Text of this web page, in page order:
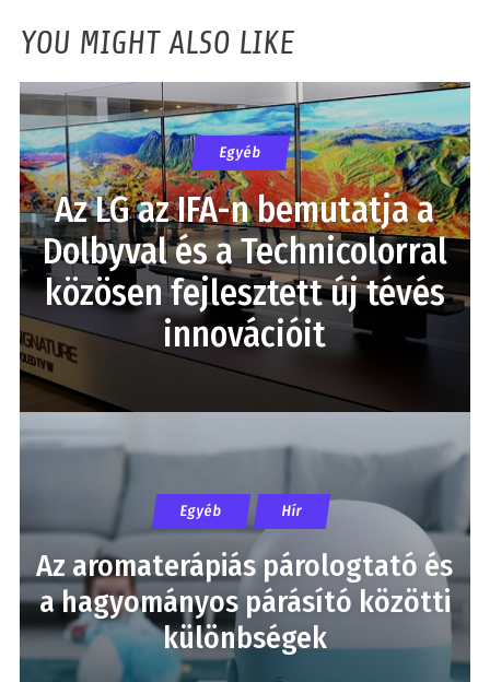
YOU MIGHT ALSO LIKE
Egyéb
Az LG az IFA-n bemutatja a
Dolbyval és a Technicolorral
közösen fejlesztett új tévés
innovációit
Egyéb Hír
Az aromaterápiás párologtató és
a hagyományos párásító közötti
különbségek